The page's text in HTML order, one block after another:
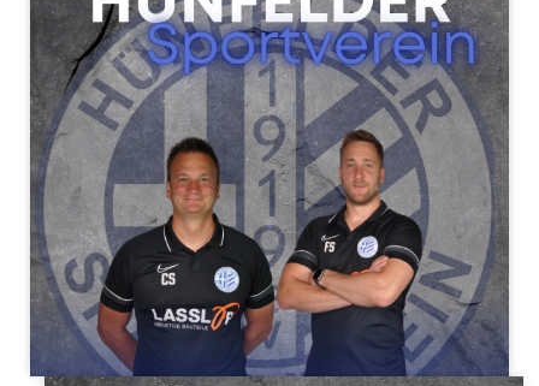
Laura Hinckel, Christian Sauer & Daniela Karnoll
F-Jugend